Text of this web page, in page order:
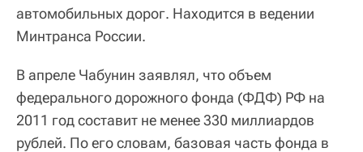
автомобильных дорог. Находится в ведении
Минтранса России.
В апреле Чабунин заявлял, что объем
федерального дорожного фонда (ФДФ) РФ на
2011 год составит не менее 330 миллиардов
рублей. По его словам, базовая часть фонда в